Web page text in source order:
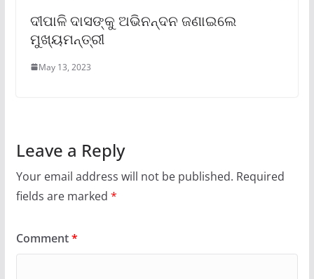
ଦୀପାଳି ଦାସଙ୍କୁ ଅଭିନନ୍ଦନ ଜଣାଇଲେ
ମୁଖ୍ୟମନ୍ତ୍ରୀ
May 13, 2023
Leave a Reply
Your email address will not be published. Required
fields are marked *
Comment*